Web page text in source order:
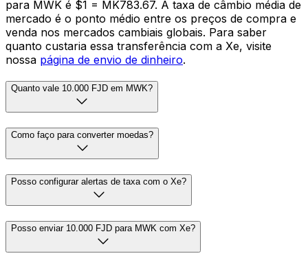
para MWK é $1 = MK783.67. A taxa de câmbio média de
mercado é o ponto médio entre os preços de compra e
venda nos mercados cambiais globais. Para saber
quanto custaria essa transferência com a Xe, visite
nossa página de envio de dinheiro.
Quanto vale 10.000 FJD em MWK?
Como faço para converter moedas?
Posso configurar alertas de taxa com o Xe?
Posso enviar 10.000 FJD para MWK com Xe?